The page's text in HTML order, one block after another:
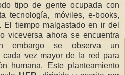
tipo de gente ocupada con
tecnología, móviles, e-books,
El tiempo malgastado en ir del
viceversa ahora se encuentra
embargo se observa un
vez mayor de la red para
humana. Este planteamiento